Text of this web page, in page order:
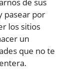
pasear por
los sitios
un
que no te